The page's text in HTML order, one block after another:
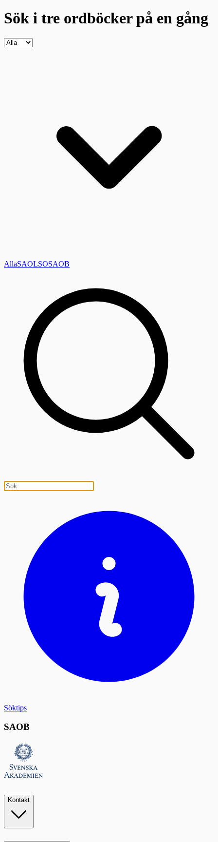
Sök i tre ordböckerpå en gång
AllaSAOLSOSAOB
Söktips
SAOB
Kontakt